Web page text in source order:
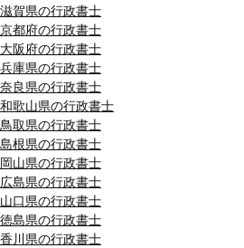
滋賀県の行政書士
京都府の行政書士
大阪府の行政書士
兵庫県の行政書士
奈良県の行政書士
和歌山県の行政書士
鳥取県の行政書士
島根県の行政書士
岡山県の行政書士
広島県の行政書士
山口県の行政書士
徳島県の行政書士
香川県の行政書士